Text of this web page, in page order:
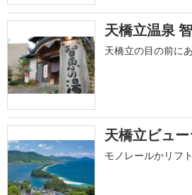
天橋立温泉
天橋立の目の前に
天橋立ビュ
モノレールかリフ